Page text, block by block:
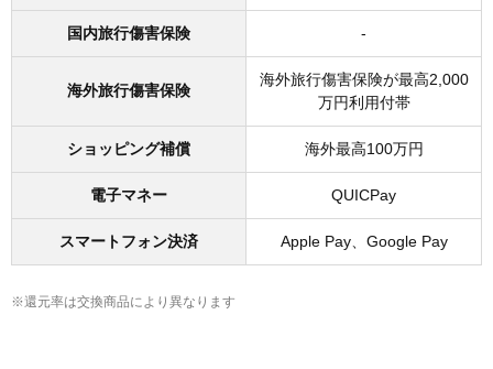
国内旅行傷害保険 -
海外旅行傷害保険
海外旅行傷害保険が最高2,000
万円利用付帯
ショッピング補償 海外最高100万円
電子マネー QUICPay
スマートフォン決済 Apple Pay、Google Pay
※還元率は交換商品により異なります